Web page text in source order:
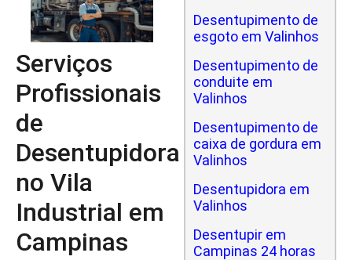
Serviços
Profissionais
de
Desentupidora
no Vila
Industrial em
Campinas
Desentupimento de
esgoto em Valinhos
Desentupimento de
conduite em
Valinhos
Desentupimento de
caixa de gordura em
Valinhos
Desentupidora em
Valinhos
Desentupir em
Campinas 24 horas